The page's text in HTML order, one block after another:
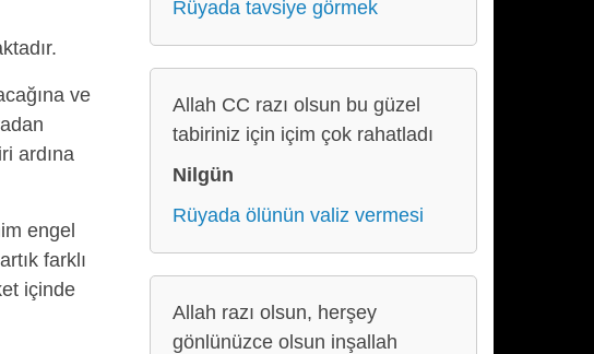
ve
ardına
engel
farklı
içinde
Rüyada tavsiye görmek
Allah CC razı olsun bu güzel
tabiriniz için içim çok rahatladı
Nilgün
Rüyada ölünün valiz vermesi
Allah razı olsun, herşey
gönlünüzce olsun inşallah